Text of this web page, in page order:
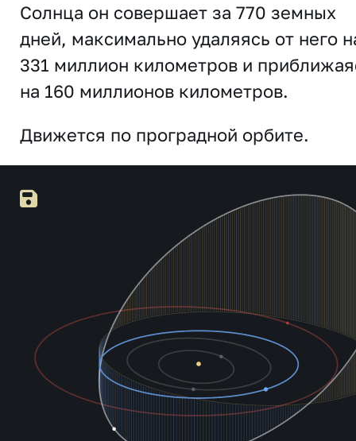
Солнца он совершает за 770 земных
дней, максимально удаляясь от него
331 миллион километров и
на 160 миллионов километров.
Движется по проградной орбите.